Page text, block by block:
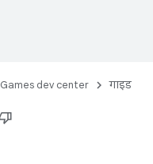
Games dev center गाइड